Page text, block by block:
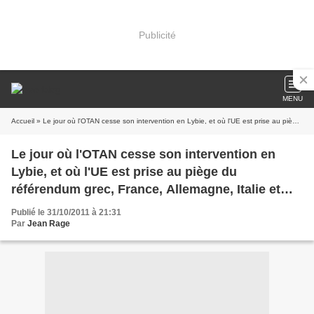
Publicité
MENU
Accueil » Le jour où l'OTAN cesse son intervention en Lybie, et où l'UE est prise au piège du référendum grec, France, Allemagne, Italie et Royaume-Uni votent différemment à l'Unesco !
Le jour où l'OTAN cesse son intervention en
Lybie, et où l'UE est prise au piège du
référendum grec, France, Allemagne, Italie et
Royaume-Uni votent différemment à l'Unesco !
Publié le 31/10/2011 à 21:31
Par Jean Rage